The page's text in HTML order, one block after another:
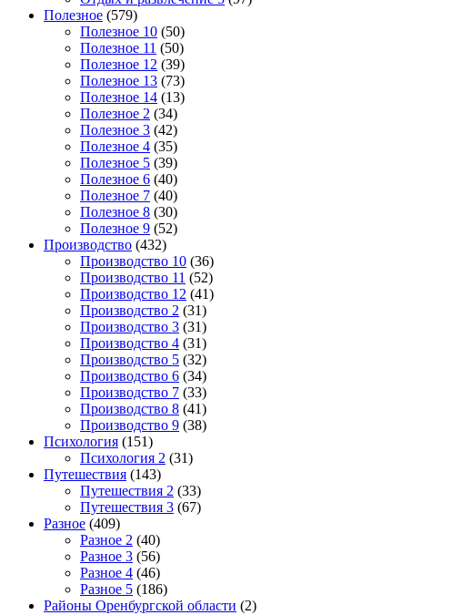
Полезное (579)
Полезное 10 (50)
Полезное 11 (50)
Полезное 12 (39)
Полезное 13 (73)
Полезное 14 (13)
Полезное 2 (34)
Полезное 3 (42)
Полезное 4 (35)
Полезное 5 (39)
Полезное 6 (40)
Полезное 7 (40)
Полезное 8 (30)
Полезное 9 (52)
Производство (432)
Производство 10 (36)
Производство 11 (52)
Производство 12 (41)
Производство 2 (31)
Производство 3 (31)
Производство 4 (31)
Производство 5 (32)
Производство 6 (34)
Производство 7 (33)
Производство 8 (41)
Производство 9 (38)
Психология (151)
Психология 2 (31)
Путешествия (143)
Путешествия 2 (33)
Путешествия 3 (67)
Разное (409)
Разное 2 (40)
Разное 3 (56)
Разное 4 (46)
Разное 5 (186)
Районы Оренбургской области (2)